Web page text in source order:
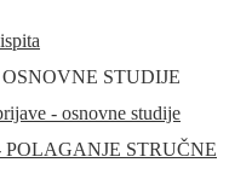
OSNOVNE STUDIJE
- osnovne studije
POLAGANJE STRUČNE